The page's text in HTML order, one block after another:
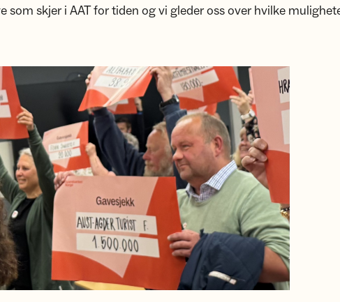
som skjer i AAT for tiden og vi gleder oss over hvilke